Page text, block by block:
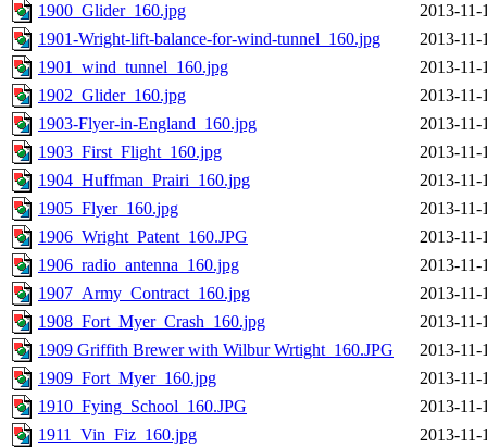
1900_Glider_160.jpg
2013-11-
1901-Wright-lift-balance-for-wind-tunnel_160.jpg
2013-11-
1901_wind_tunnel_160.jpg
2013-11-
1902_Glider_160.jpg
2013-11-
1903-Flyer-in-England_160.jpg
2013-11-
1903_First_Flight_160.jpg
2013-11-
1904_Huffman_Prairi_160.jpg
2013-11-
1905_Flyer_160.jpg
2013-11-
1906_Wright_Patent_160.JPG
2013-11-
1906_radio_antenna_160.jpg
2013-11-
1907_Army_Contract_160.jpg
2013-11-
1908_Fort_Myer_Crash_160.jpg
2013-11-
1909 Griffith Brewer with Wilbur Wrtight_160.JPG
2013-11-
1909_Fort_Myer_160.jpg
2013-11-
1910_Fying_School_160.JPG
2013-11-
1911_Vin_Fiz_160.jpg
2013-11-